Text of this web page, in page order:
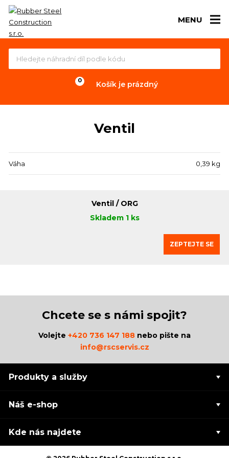
MENU
Košík je prázdný
Ventil
Váha 0,39 kg
Ventil / ORG
Skladem 1 ks
ZEPTEJTE SE
Chcete se s námi spojit?
Volejte +420 736 147 188 nebo pište na
info@rscservis.cz
Produkty a služby
Náš e-shop
Kde nás najdete